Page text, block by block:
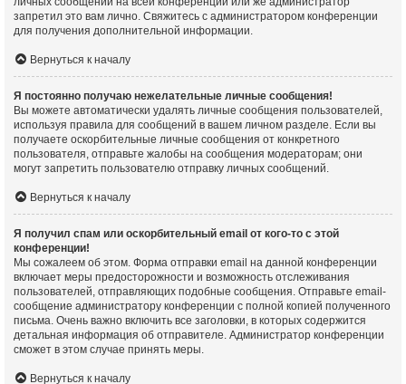
запретил это вам лично. Свяжитесь с администратором конференции
для получения дополнительной информации.
Вернуться к началу
Я постоянно получаю нежелательные личные сообщения!
Вы можете автоматически удалять личные сообщения пользователей,
используя правила для сообщений в вашем личном разделе. Если вы
получаете оскорбительные личные сообщения от конкретного
пользователя, отправьте жалобы на сообщения модераторам; они
могут запретить пользователю отправку личных сообщений.
Вернуться к началу
Я получил спам или оскорбительный email от кого-то с этой
конференции!
Мы сожалеем об этом. Форма отправки email на данной конференции
включает меры предосторожности и возможность отслеживания
пользователей, отправляющих подобные сообщения. Отправьте email-
сообщение администратору конференции с полной копией полученного
письма. Очень важно включить все заголовки, в которых содержится
детальная информация об отправителе. Администратор конференции
сможет в этом случае принять меры.
Вернуться к началу